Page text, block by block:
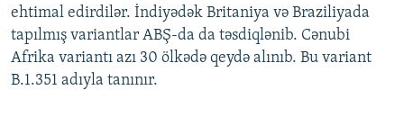
ehtimal edirdilər. İndiyədək Britaniya və Braziliyada
tapılmış variantlar ABŞ-da da təsdiqlənib. Cənubi
Afrika variantı azı 30 ölkədə qeydə alınıb. Bu variant
B.1.351 adıyla tanınır.